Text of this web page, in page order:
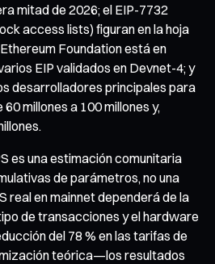
mitad de 2026; el EIP-7732
access lists) figuran en la hoja
Foundation está en
EIP validados en Devnet-4; y
desarrolladores principales para
millones a 100 millones y,
es una estimación comunitaria
de parámetros, no una
real en mainnet dependerá de la
de transacciones y el hardware
del 78 % en las tarifas de
teórica—los resultados